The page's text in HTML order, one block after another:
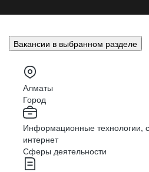
Вакансии в выбранном разделе
Алматы
Город
Информационные технологии,
интернет
Сферы деятельности